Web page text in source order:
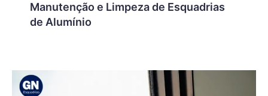
Manutenção e Limpeza de Esquadrias
de Alumínio